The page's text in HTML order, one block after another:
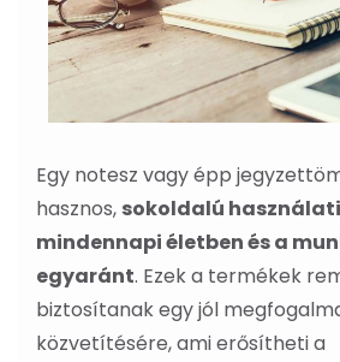
Egy notesz vagy épp
hasznos, sokoldalú
mindennapi életben és a
egyaránt. Ezek a termékek
biztosítanak egy jól
közvetítésére, ami erősítheti a